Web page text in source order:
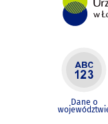
Dane o